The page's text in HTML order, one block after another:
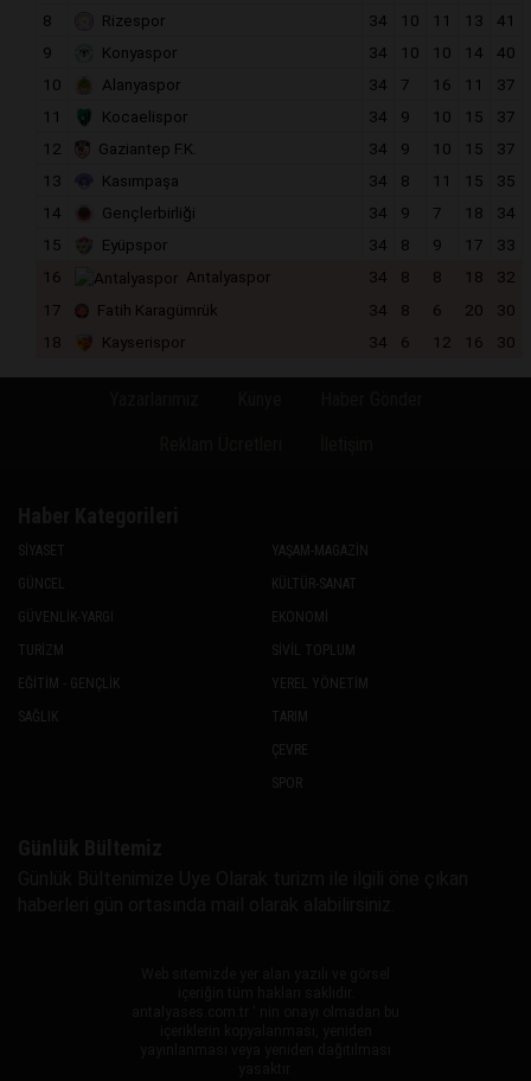
8
Rizespor 34 10 11 13
41
9
Konyaspor 34 10 10 14
40
10
Alanyaspor 34 7 16 11
37
11
Kocaelispor 34 9 10 15
37
12
Gaziantep F.K. 34 9 10 15
37
13
Kasımpaşa 34 8 11 15
35
14
Gençlerbirliği 34 9 7 18
34
15
Eyüpspor 34 8 9 17
33
16
Antalyaspor 34 8 8 18
32
17
Fatih Karagümrük 34 8 6 20
30
18
Kayserispor 34 6 12 16 30
SİYASET
GÜNCEL
GÜVENLİK-YARGI
TURİZM
EĞİTİM - GENÇLİK
SAĞLIK
YAŞAM-MAGAZİN
KÜLTÜR-SANAT
EKONOMİ
SİVİL TOPLUM
YEREL YÖNETİM
TARIM
ÇEVRE
SPOR